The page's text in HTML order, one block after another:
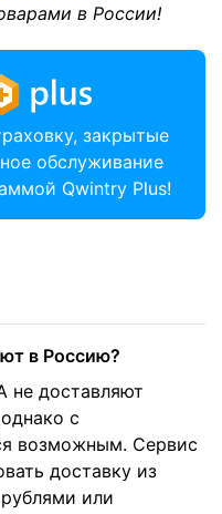
в России!
закрытые
обслуживание
Qwintry Plus!
в Россию?
не доставляют
с
возможным. Сервис
доставку из
или